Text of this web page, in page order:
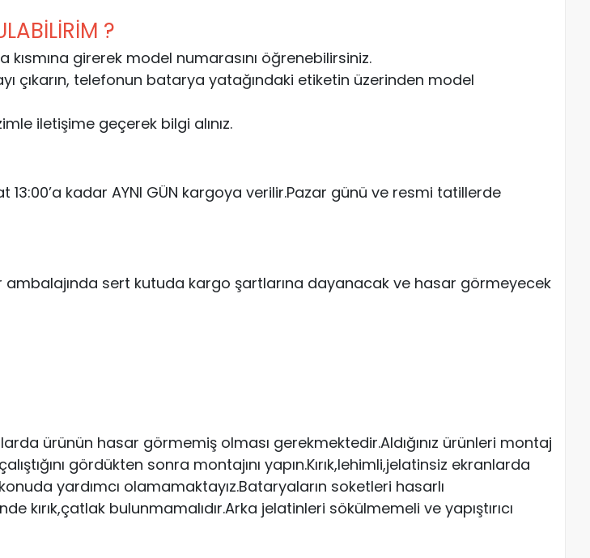
?
kısmına girerek model numarasını öğrenebilirsiniz.
çıkarın, telefonun batarya yatağındaki etiketin üzerinden model
iletişime geçerek bilgi alınız.
kadar AYNI GÜN kargoya verilir.Pazar günü ve resmi tatillerde
sert kutuda kargo şartlarına dayanacak ve hasar görmeyecek
ürünün hasar görmemiş olması gerekmektedir.Aldığınız ürünleri montaj
gördükten sonra montajını yapın.Kırık,lehimli,jelatinsiz ekranlarda
yardımcı olamamaktayız.Bataryaların soketleri hasarlı
kırık,çatlak bulunmamalıdır.Arka jelatinleri sökülmemeli ve yapıştırıcı